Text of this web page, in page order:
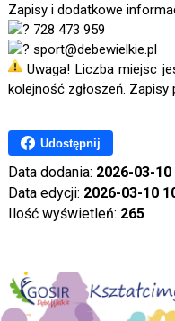
Zapisy i dodatkowe
728 473 959
sport@debewielkie.pl
Uwaga! Liczba miejsc
kolejność zgłoszeń.
Udostępnij
Data dodania: 2026-03-10
Data edycji: 2026-03-10
Ilość wyświetleń: 265